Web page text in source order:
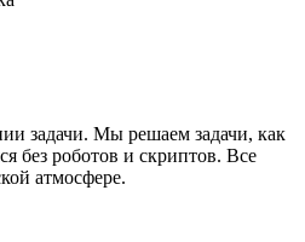
задачи. Мы решаем задачи, как
без роботов и скриптов. Все
атмосфере.